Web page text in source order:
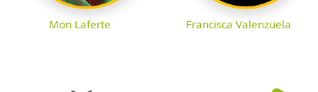
Mon Laferte Francisca Valenzuela